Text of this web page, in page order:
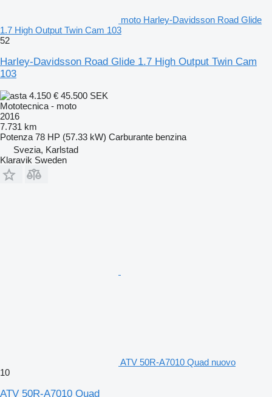
moto Harley-Davidsson Road Glide
1.7 High Output Twin Cam 103
52
Harley-Davidsson Road Glide 1.7 High Output Twin Cam
103
4.150 € 45.500 SEK
Mototecnica - moto
2016
7.731 km
Potenza 78 HP (57.33 kW) Carburante benzina
Svezia, Karlstad
Klaravik Sweden
ATV 50R-A7010 Quad nuovo
10
ATV 50R-A7010 Quad